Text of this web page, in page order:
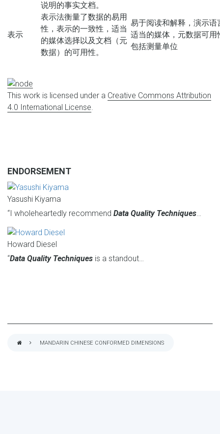
说明的事实文档。
表示
表示法衡量了数据的易用
性，表示的一致性，适当
的媒体选择以及文档（元
数据）的可用性。
易于阅读和解释，演示语
适当的媒体，元数据可用
包括测量单位
This work is licensed under a Creative Commons Attribution
4.0 International License
ENDORSEMENT
Yasushi Kiyama
“I wholeheartedly recommend Data Quality Techniques
Howard Diesel
“Data Quality Techniques is a standout…
MANDARIN CHINESE CONFORMED DIMENSIONS